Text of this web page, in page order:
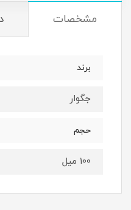
مشخصات
برند
جگوار
حجم
100 میل